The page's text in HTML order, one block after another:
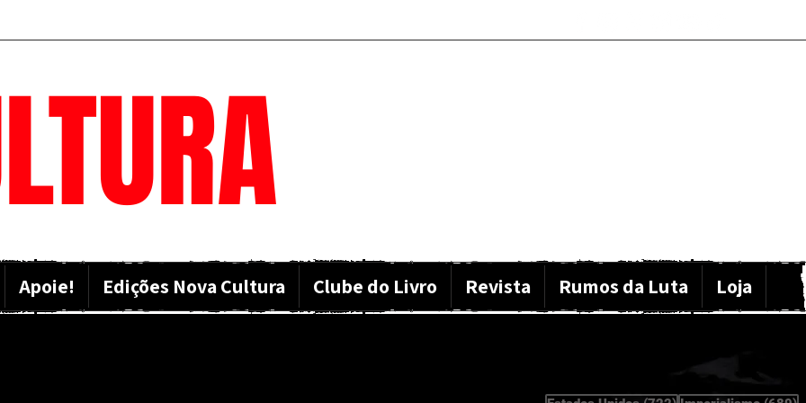
Apoie! Edições Nova Cultura Clube do Livro Revista Rumos da Luta Loja